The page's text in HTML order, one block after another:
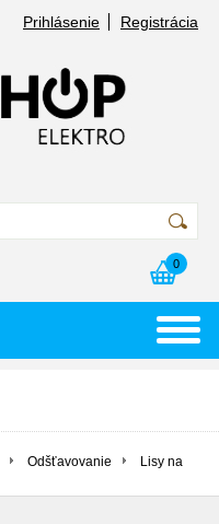
Prihlásenie Registrácia
0
Odšťavovanie
Lisy na